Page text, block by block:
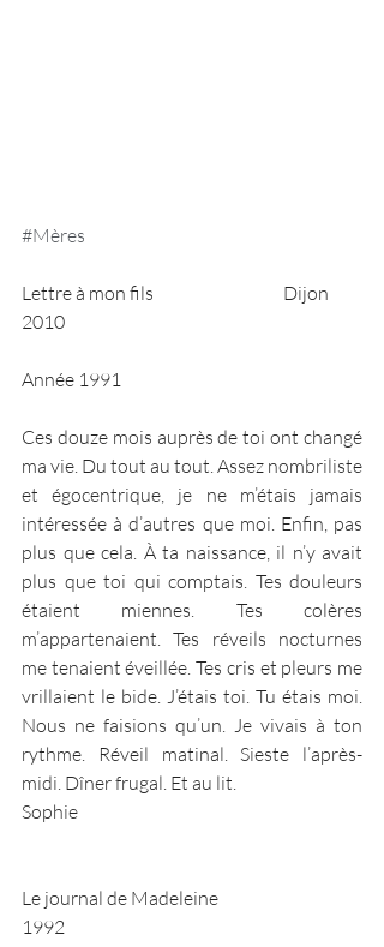
#Mères
Lettre à mon fils                                    Dijon
2010
Année 1991
Ces douze mois auprès de toi ont changé
ma vie. Du tout au tout. Assez nombriliste
et égocentrique, je ne m’étais jamais
intéressée à d’autres que moi. Enfin, pas
plus que cela. À ta naissance, il n’y avait
plus que toi qui comptais. Tes douleurs
étaient miennes. Tes colères
m’appartenaient. Tes réveils nocturnes
me tenaient éveillée. Tes cris et pleurs me
vrillaient le bide. J’étais toi. Tu étais moi.
Nous ne faisions qu’un. Je vivais à ton
rythme. Réveil matinal. Sieste l’après-
midi. Dîner frugal. Et au lit.
Sophie
Le journal de Madeleine
1992